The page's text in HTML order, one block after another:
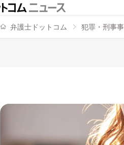
弁護士ドットコム 犯罪・刑事